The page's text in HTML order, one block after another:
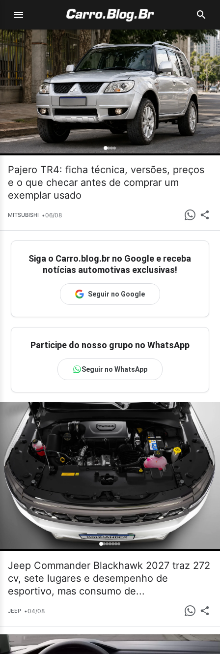
Pajero TR4: ficha técnica, versões, preços
e o que checar antes de comprar um
exemplar usado
MITSUBISHI •06/08
Siga o Carro.blog.br no Google e receba
notícias automotivas exclusivas!
Seguir no Google
Participe do nosso grupo no WhatsApp
Seguir no WhatsApp
Jeep Commander Blackhawk 2027 traz 272
cv, sete lugares e desempenho de
esportivo, mas consumo de...
JEEP •04/08